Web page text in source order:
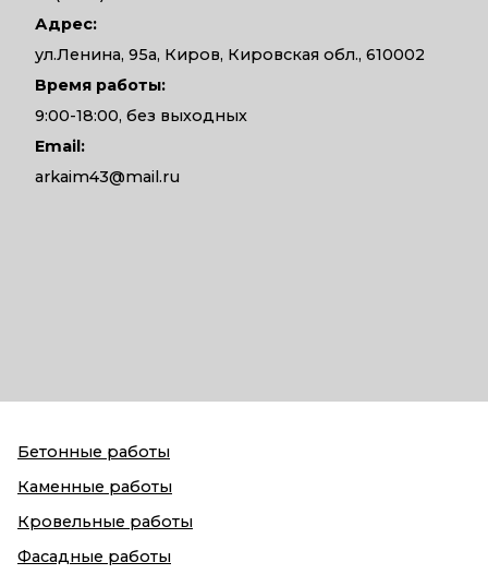
Адрес:
ул.Ленина, 95а, Киров, Кировская обл., 610002
Время работы:
9:00-18:00, без выходных
Email:
arkaim43@mail.ru
Бетонные работы
Каменные работы
Кровельные работы
Фасадные работы